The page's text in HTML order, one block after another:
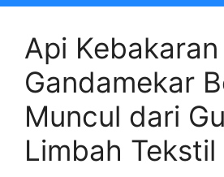
Api
Gandamekar
Muncul dari
Limbah Tekstil